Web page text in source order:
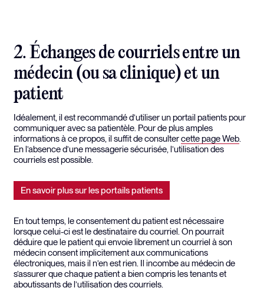
2. Échanges de courriels entre un
médecin (ou sa clinique) et un
patient
Idéalement, il est recommandé d’utiliser un portail patients pour
communiquer avec sa patientèle. Pour de plus amples
informations à ce propos, il suffit de consultercette page Web.
En l’absence d’une messagerie sécurisée, l’utilisation des
courriels est possible.
En savoir plus sur les portails patients
En tout temps, le consentement du patient est nécessaire
lorsque celui-ci est le destinataire du courriel. On pourrait
déduire que le patient qui envoie librement un courriel à son
médecin consent implicitement aux communications
électroniques, mais il n’en est rien. Il incombe au médecin de
s’assurer que chaque patient a bien compris les tenants et
aboutissants de l’utilisation des courriels.